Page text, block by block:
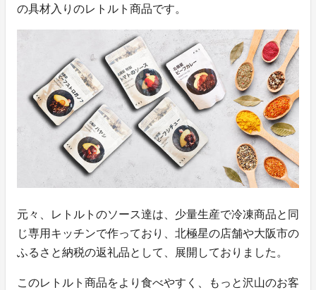
の具材入りのレトルト商品です。
元々、レトルトのソース達は、少量生産で冷凍商品と同
じ専用キッチンで作っており、北極星の店舗や大阪市の
ふるさと納税の返礼品として、展開しておりました。
このレトルト商品をより食べやすく、もっと沢山のお客